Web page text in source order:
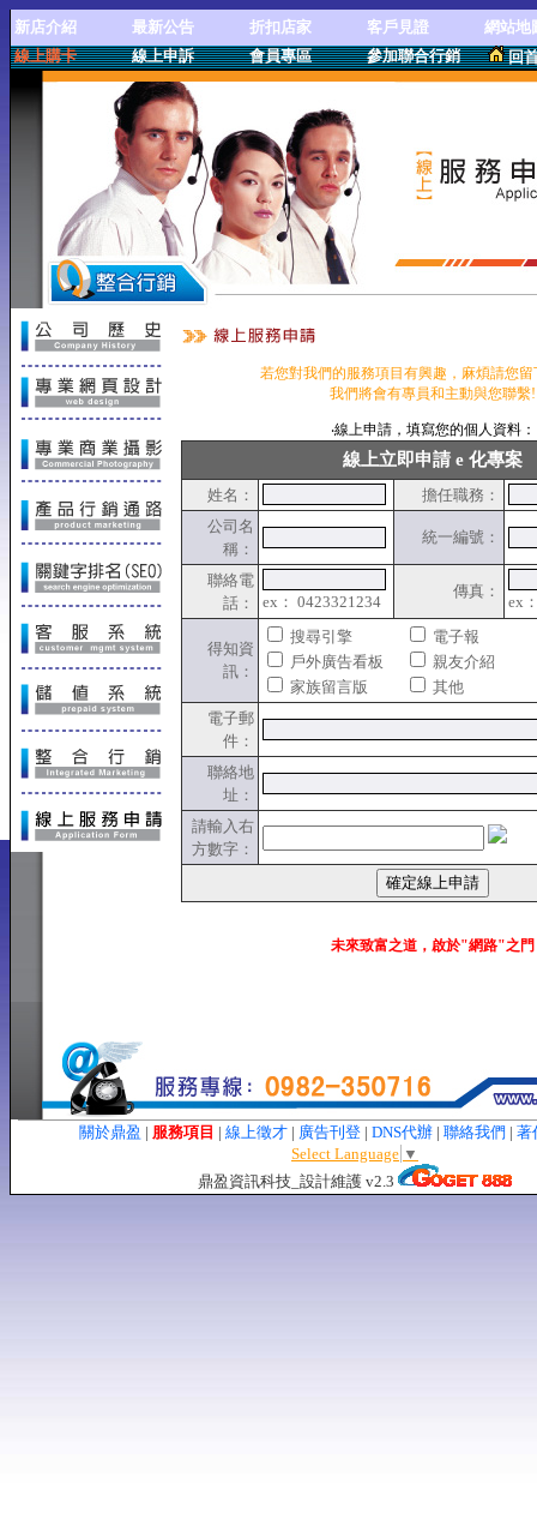
新店介紹 最新公告 折扣店家 客戶見證
網站地
線上購卡
線上申訴 會員專區 參加聯合行銷 回
若您對我們的服務項目有興趣，麻煩請您
我們將會有專員和主動與您聯繫!
‧線上申請，填寫您的個人資料：
線上立即申請 e 化專案
姓名：
擔任職務：
公司名
稱：
統一編號：
聯絡電
話：
ex： 0423321234
傳真：
ex
得知資
訊：
搜尋引擎
電子報
戶外廣告看板
親友介紹
家族留言版
其他
電子郵
件：
聯絡地
址：
請輸入右
方數字：
未來致富之道，啟於"網路"之門
關於鼎盈 | 服務項目 | 線上徵才| 廣告刊登| DNS代辦| 聯絡我們 |
Select Language ▼
鼎盈資訊科技_設計維護 v2.3